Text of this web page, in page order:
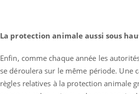
La protection animale aussi sous
Enfin, comme chaque année les
se déroulera sur le même période. Une
règles relatives à la protection animale